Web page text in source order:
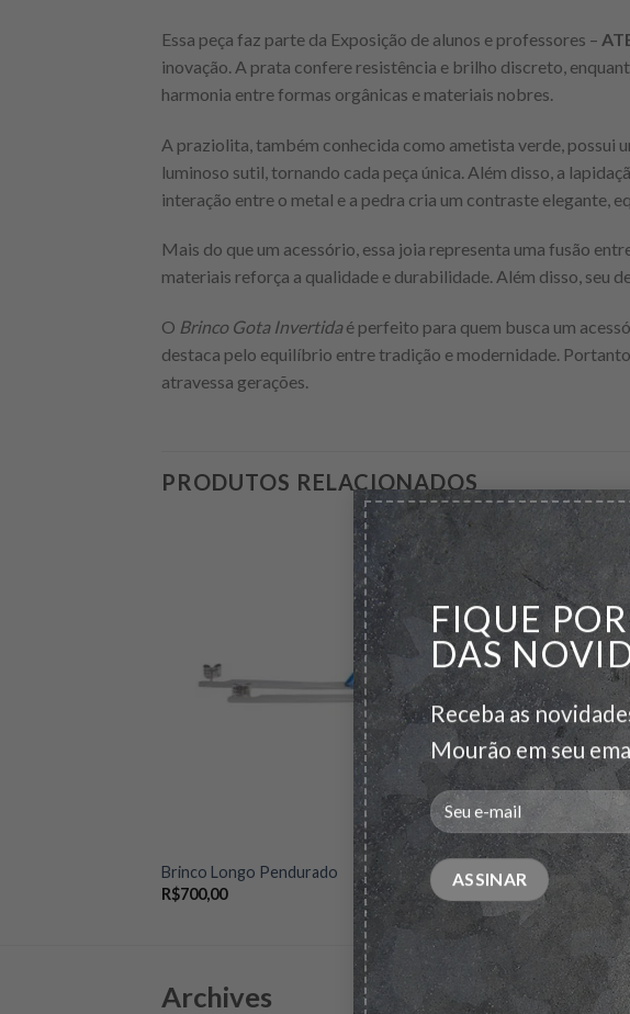
FIQUE
DAS
Receba as
Mourão em seu
Essa peça faz parte da Exposição de alunos e professores –
inovação. A prata confere resistência e brilho discreto,
harmonia entre formas orgânicas e materiais nobres.
A praziolita, também conhecida como ametista verde, possui
luminoso sutil, tornando cada peça única. Além disso, a
interação entre o metal e a pedra cria um contraste elegante,
Mais do que um acessório, essa joia representa uma fusão
materiais reforça a qualidade e durabilidade. Além disso, seu
O Brinco Gota Invertidaé perfeito para quem busca um
destaca pelo equilíbrio entre tradição e modernidade.
atravessa gerações.
PRODUTOS RELACIONADOS
Add to
wishlist
Brinco Longo Pendurado
R$700,00
Pulseira Curvas V
Archives Categories